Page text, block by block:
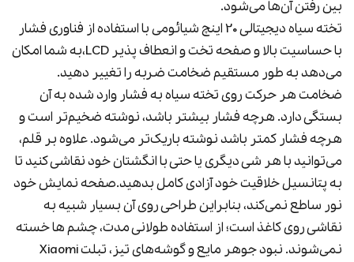
بین رفتن آن‌ها می‌شود.
تخته سیاه دیجیتالی 20 اینچ شیائومی با استفاده از فناوری فشار
با حساسیت بالا و صفحه تخت و انعطاف پذیر LCD،به شما امکان
می‌دهد به طور مستقیم ضخامت ضربه را تغییر دهید.
ضخامت هر حرکت روی تخته سیاه به ​​فشار وارد شده به آن
بستگی دارد. هرچه فشار بیشتر باشد، نوشته ضخیم‌تر است و
هرچه فشار کمتر باشد نوشته باریک‌تر می‌شود. علاوه بر قلم،
می‌توانید با هر شی دیگری یا حتی با انگشتان خود نقاشی کنید تا
به پتانسیل خلاقیت خود آزادی کامل بدهید.صفحه نمایش خود
نور ساطع نمی‌کند، بنابراین طراحی روی آن بسیار شبیه به
نقاشی روی کاغذ است؛ از استفاده طولانی مدت، چشم ها خسته
نمی‌شوند. نبود جوهر مایع و گوشه‌های تیز، تبلت Xiaomi